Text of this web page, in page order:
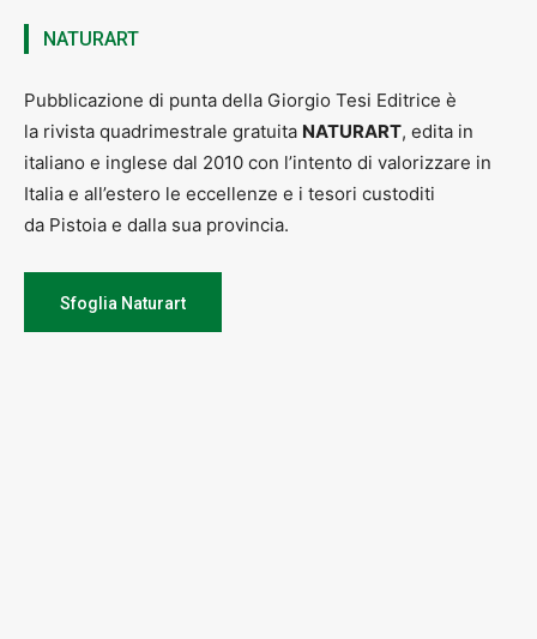
NATURART
Pubblicazione di punta della Giorgio Tesi Editrice è
la rivista quadrimestrale gratuita NATURART, edita in
italiano e inglese dal 2010 con l’intento di valorizzare in
Italia e all’estero le eccellenze e i tesori custoditi
da Pistoia e dalla sua provincia.
Sfoglia Naturart